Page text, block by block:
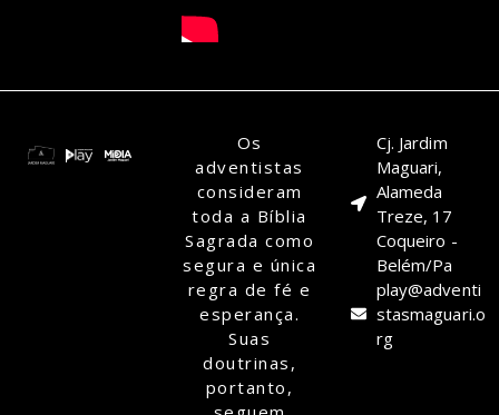
Os
adventistas
consideram
toda a Bíblia
Sagrada como
segura e única
regra de fé e
esperança.
Suas
doutrinas,
portanto,
Cj. Jardim
Maguari,
Alameda
Treze, 17
Coqueiro -
Belém/Pa
play@adventi
stasmaguari.o
rg